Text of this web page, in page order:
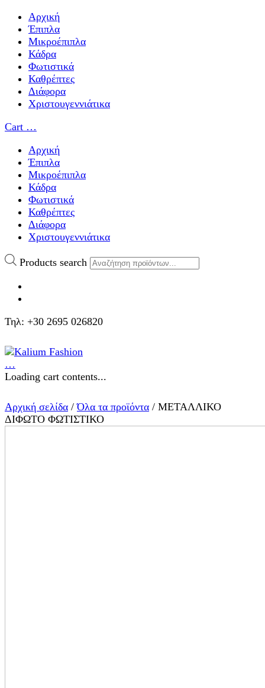
Αρχική
Έπιπλα
Μικροέπιπλα
Κάδρα
Φωτιστικά
Καθρέπτες
Διάφορα
Χριστουγεννιάτικα
Cart …
Αρχική
Έπιπλα
Μικροέπιπλα
Κάδρα
Φωτιστικά
Καθρέπτες
Διάφορα
Χριστουγεννιάτικα
Products search
Τηλ: +30 2695 026820
…
Loading cart contents...
Αρχική σελίδα /Όλα τα προϊόντα / ΜΕΤΑΛΛΙΚΟ
ΔΙΦΩΤΟ ΦΩΤΙΣΤΙΚΟ